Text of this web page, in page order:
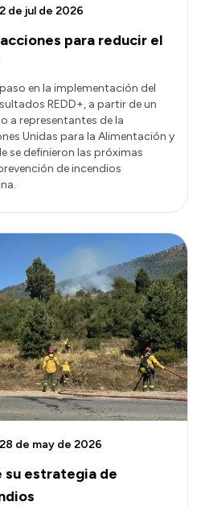
para reducir el
2 de jul de 2026
en la implementación del
REDD+, a partir de un
a representantes de la
Unidas para la Alimentación y
se definieron las próximas
de incendios
su estrategia de
28 de may de 2026